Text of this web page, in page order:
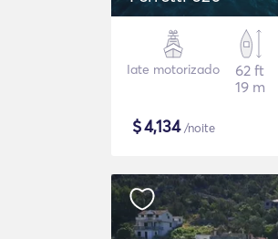
Iate motorizado
62 ft
19 m
$4,134/noite